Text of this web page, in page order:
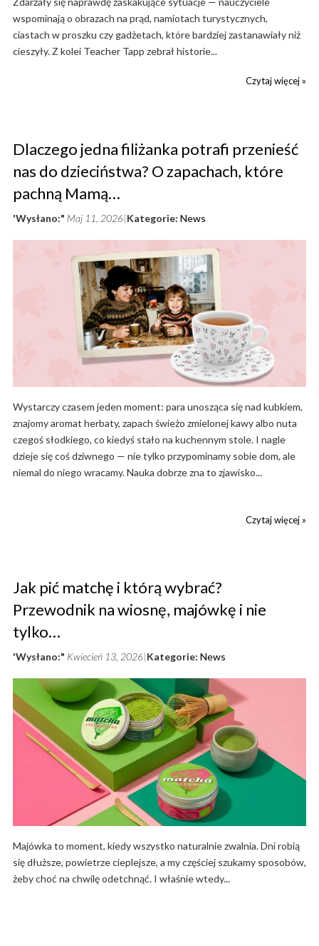
wspominają o obrazach na prąd, namiotach turystycznych,
ciastach w proszku czy gadżetach, które bardziej zastanawiały niż
cieszyły. Z kolei Teacher Tapp zebrał historie...
Czytaj więcej »
Dlaczego jedna filiżanka potrafi przenieść
nas do dzieciństwa? O zapachach, które
pachną Mamą…
'Wysłano:" Maj 11, 2026 Kategorie: News
Wystarczy czasem jeden moment: para unosząca się nad kubkiem,
znajomy aromat herbaty, zapach świeżo zmielonej kawy albo nuta
czegoś słodkiego, co kiedyś stało na kuchennym stole. I nagle
dzieje się coś dziwnego — nie tylko przypominamy sobie dom, ale
niemal do niego wracamy. Nauka dobrze zna to zjawisko...
Czytaj więcej »
Jak pić matchę i którą wybrać?
Przewodnik na wiosnę, majówkę i nie
tylko…
'Wysłano:" Kwiecień 13, 2026 Kategorie: News
Majówka to moment, kiedy wszystko naturalnie zwalnia. Dni robią
się dłuższe, powietrze cieplejsze, a my częściej szukamy sposobów,
żeby choć na chwilę odetchnąć. I właśnie wtedy...